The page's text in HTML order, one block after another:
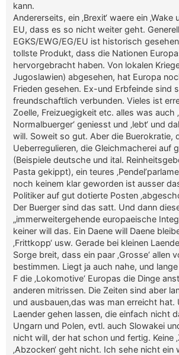
kann.
Andererseits, ein ‚Brexit‘ waere ein ‚Wake
EU, dass es so nicht weiter geht. Generell
EGKS/EWG/EG/EU ist historisch
tollste Produkt, dass die Nationen
hervorgebracht haben. Von lokalen
Jugoslawien) abgesehen, hat Europa
Frieden gesehen. Ex-und Erbfeinde sind
freundschaftlich verbunden. Vieles ist
Zoelle, Freizuegigkeit etc. alles was auch
Normalbuerger‘ geniesst und ‚lebt‘ und
will. Soweit so gut. Aber die Buerokratie,
Ueberregulieren, die Gleichmacherei auf
(Beispiele deutsche und ital.
Pasta gekippt), ein teures
noch keinem klar geworden ist ausser
Politiker auf gut dotierte Posten
Der Buerger sind das satt. Und dann
„immerweitergehende europaeische
keiner will das. Ein Daene will Daene
‚Frittkopp‘ usw. Gerade bei kleinen
Sorge breit, dass ein paar ‚Grosse‘ allen
bestimmen. Liegt ja auch nahe, und
F die ‚Lokomotive‘ Europas die Dinge
anderen mitrissen. Die Zeiten sind aber
und ausbauen,das was man erreicht hat.
Laender gehen lassen, die einfach nicht
Ungarn und Polen, evtl. auch Slowakei
nicht will, der hat schon und fertig. Keine
‚Abzocken‘ geht nicht. Ich sehe nicht ein